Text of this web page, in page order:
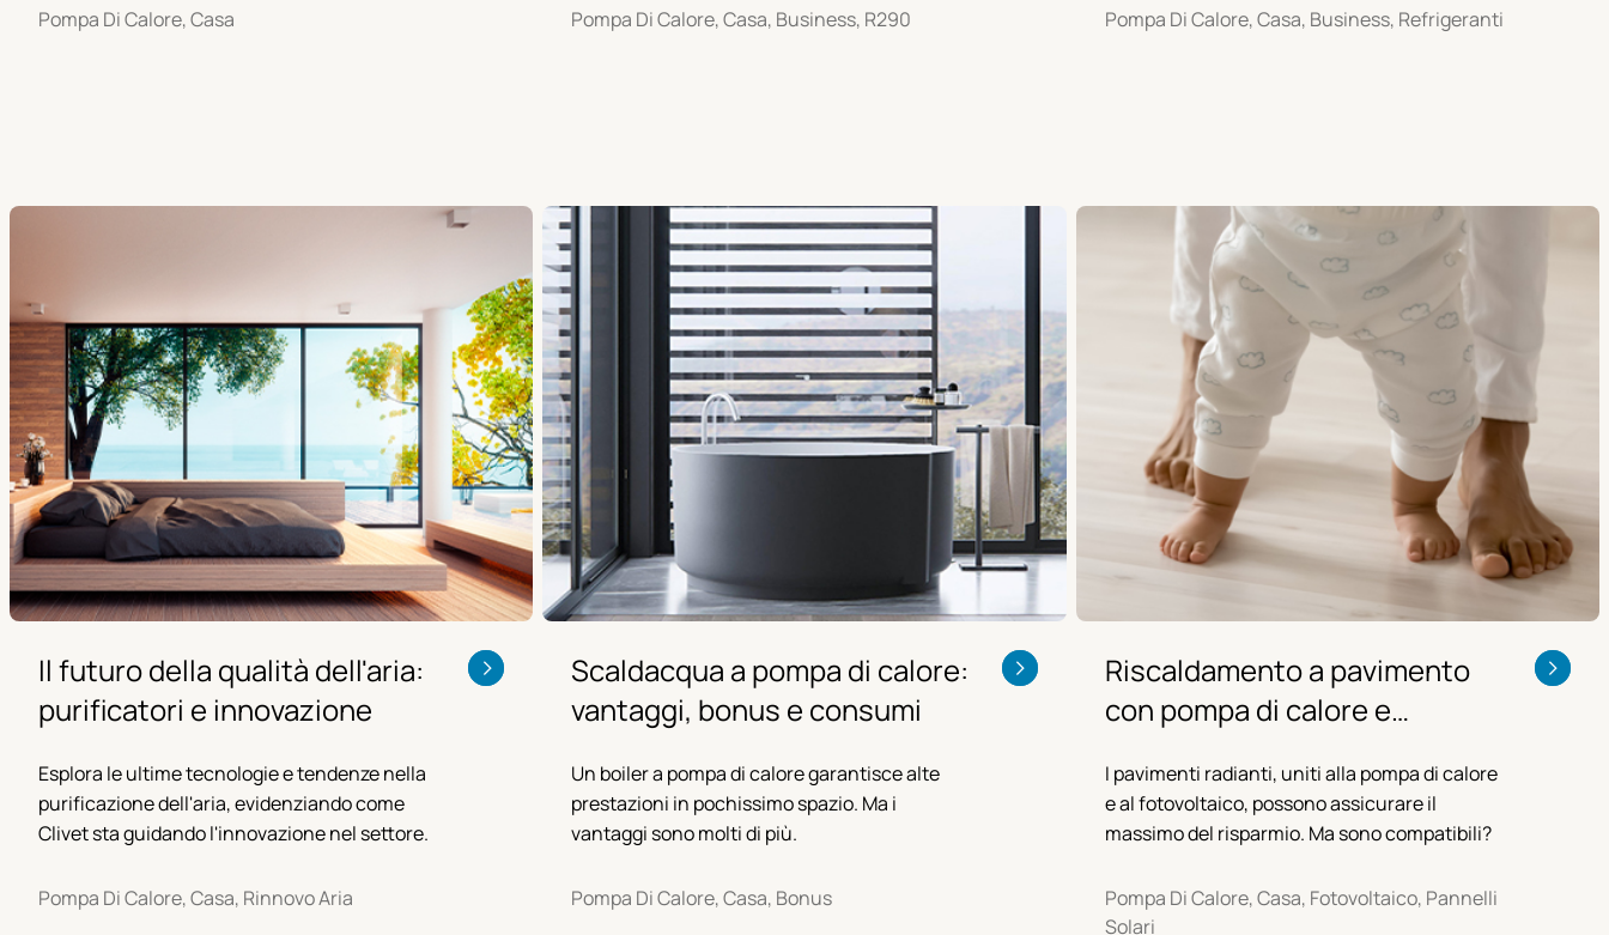
breve tempo.
Pompa Di Calore, Casa Pompa Di Calore, Casa, Business, R290 Pompa Di Calore, Casa, Business, Refrigeranti
Il futuro della qualità dell'aria:
purificatori e innovazione
Esplora le ultime tecnologie e tendenze nella
purificazione dell'aria, evidenziando come
Clivet sta guidando l'innovazione nel settore.
Pompa Di Calore, Casa, Rinnovo Aria
Scaldacqua a pompa di calore:
vantaggi, bonus e consumi
Un boiler a pompa di calore garantisce alte
prestazioni in pochissimo spazio. Ma i
vantaggi sono molti di più.
Pompa Di Calore, Casa, Bonus
Riscaldamento a pavimento
con pompa di calore e
compatibili?
I pavimenti radianti, uniti alla pompa di calore
e al fotovoltaico, possono assicurare il
massimo del risparmio. Ma sono compatibili?
Pompa Di Calore, Casa, Fotovoltaico, Pannelli
Solari